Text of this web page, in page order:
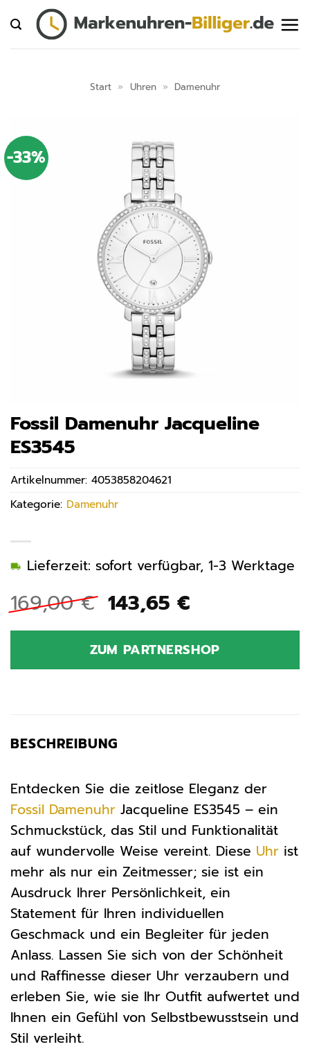
Inhalt
springen
Start » Uhren » Damenuhr
-33%
Fossil Damenuhr Jacqueline
ES3545
169,00€ Ursprünglicher
Preis
war:
169,00 €
143,65 €Aktueller
ist:
143,65 €.
Lieferzeit: sofort verfügbar, 1-3 Werktage
ZUM PARTNERSHOP
Artikelnummer: 4053858204621
Kategorie: Damenuhr
BESCHREIBUNG
Entdecken Sie die zeitlose Eleganz der
Fossil Damenuhr Jacqueline ES3545 – ein
Schmuckstück, das Stil und Funktionalität
auf wundervolle Weise vereint. Diese Uhr ist
mehr als nur ein Zeitmesser; sie ist ein
Ausdruck Ihrer Persönlichkeit, ein
Statement für Ihren individuellen
Geschmack und ein Begleiter für jeden
Anlass. Lassen Sie sich von der Schönheit
und Raffinesse dieser Uhr verzaubern und
erleben Sie, wie sie Ihr Outfit aufwertet und
Ihnen ein Gefühl von Selbstbewusstsein und
Stil verleiht.